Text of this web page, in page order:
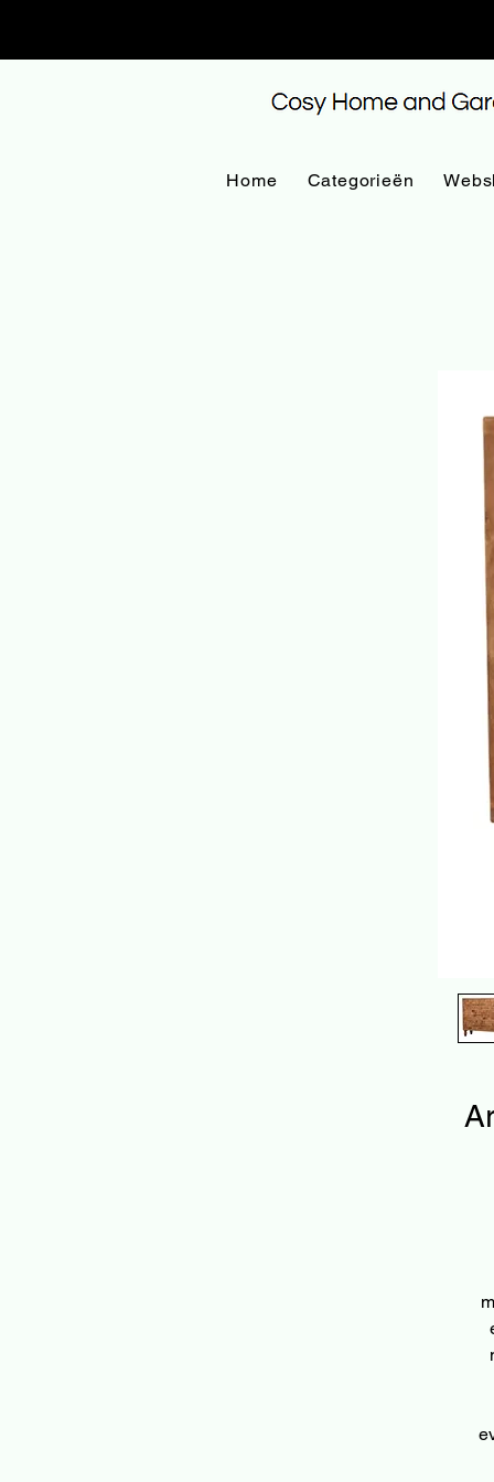
Home Categorieën